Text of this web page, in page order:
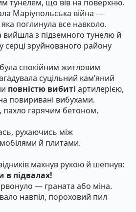
тунелем, що вів на поверхню.
Маріупольська війна —
поглинула все навколо.
вийшла з підземного тунелю й
серці зруйнованого району
спокійним житловим
суцільний кам’яний
повністю вибиті артилерією,
повиривані вибухами.
пахло гарячим бетоном,
рухаючись між
й плитами.
махнув рукою й шепнув:
в підвалах!
— граната або міна.
навпіл, пороховий пил